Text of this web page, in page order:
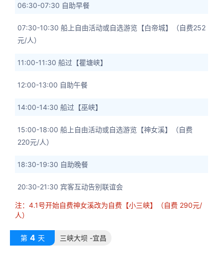
06:30-07:30 自助早餐
07:30-10:30 船上自由活动或自选游览【白帝城】（自费252
元/人）
11:00-11:30 船过【瞿塘峡】
12:00-13:00 自助午餐
14:00-14:30 船过【巫峡】
15:00-18:00 船上自由活动或自选游览【神女溪】（自费
220元/人）
18:30-19:30 自助晚餐
20:30-21:30 宾客互动告别联谊会
注：4.1号开始自费神女溪改为自费【小三峡】（自费 290元/
人）
第 4 天 三峡大坝 -宜昌